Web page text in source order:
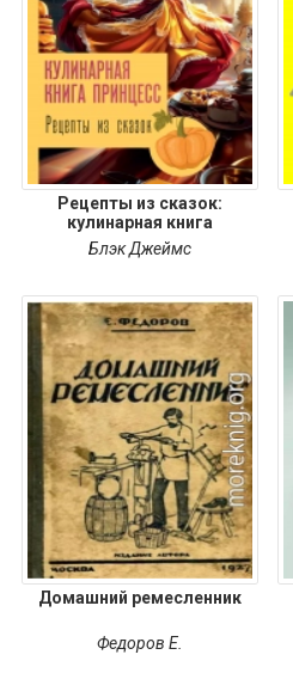
Рецепты из сказок:
кулинарная книга
Блэк Джеймс
Домашний ремесленник
Федоров Е.